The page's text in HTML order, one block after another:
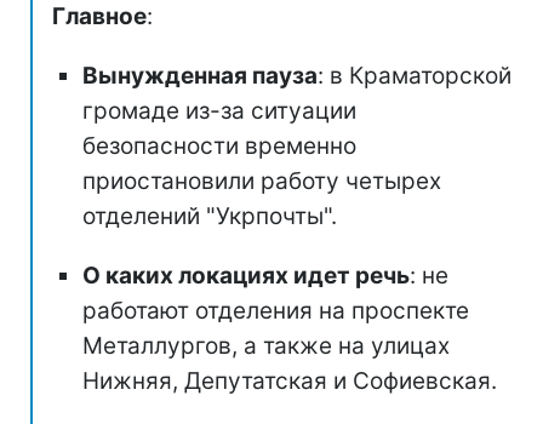
Главное:
Вынужденная пауза: в Краматорской
громаде из-за ситуации
безопасности временно
приостановили работу четырех
отделений "Укрпочты".
О каких локациях идет речь: не
работают отделения на проспекте
Металлургов, а также на улицах
Нижняя, Депутатская и Софиевская.